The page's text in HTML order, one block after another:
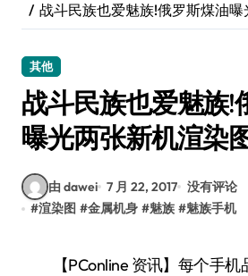
战斗民族也爱魅族!俄罗斯煤油
其他
战斗民族也爱魅族!
曝光两张新机渲染
由 dawei 7 月 22, 2017 没有评论
#渲染图 #金属机身 #魅族 #魅族手机
【PConline 资讯】每个手机品牌都会由自己的